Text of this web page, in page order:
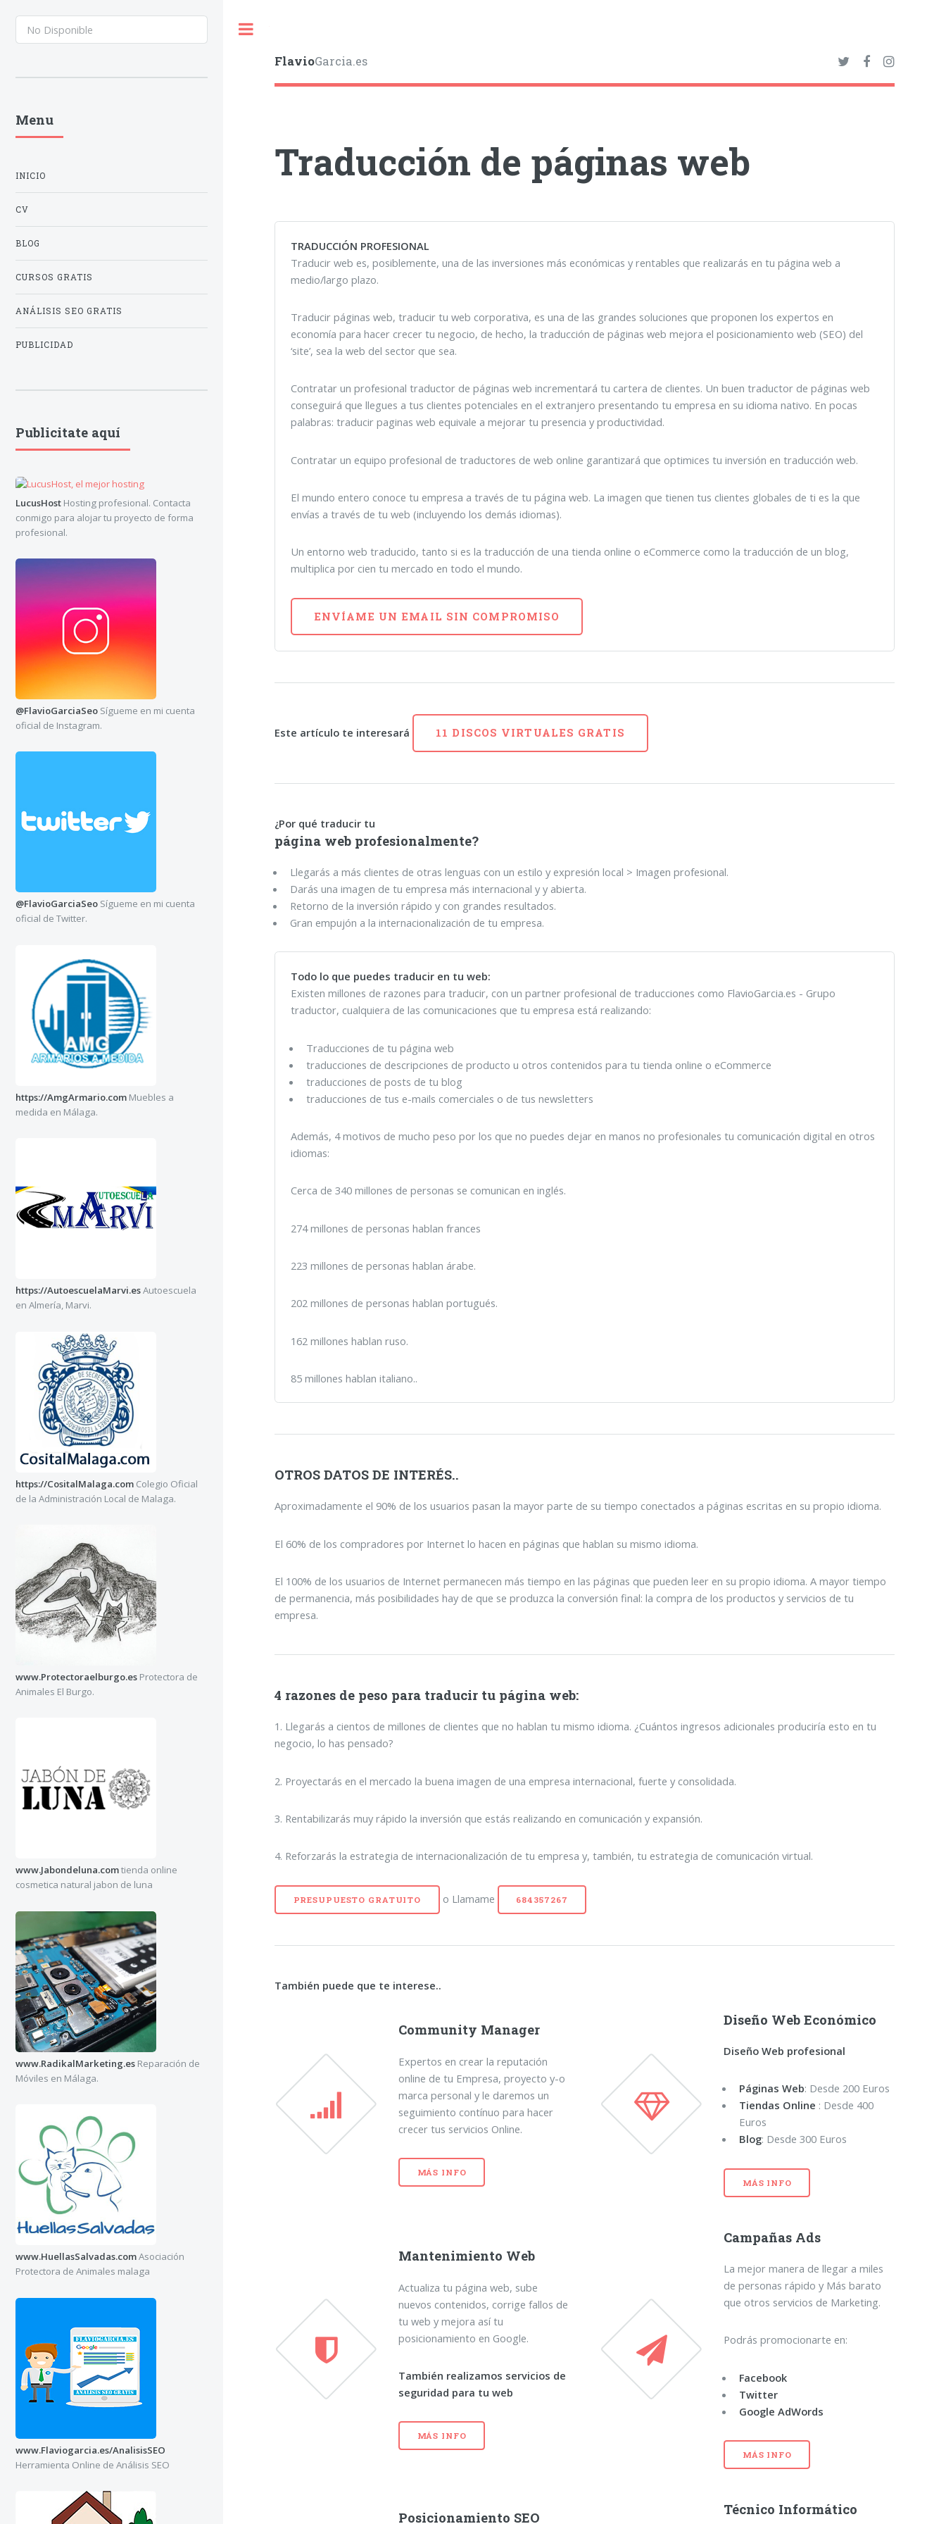
FlavioGarcia.es
Traducción de páginas web
TRADUCCIÓN PROFESIONAL
Traducir web es, posiblemente, una de las inversiones más económicas y rentables que realizarás en tu página web a
medio/largo plazo.
Traducir páginas web, traducir tu web corporativa, es una de las grandes soluciones que proponen los expertos en
economía para hacer crecer tu negocio, de hecho, la traducción de páginas web mejora el posicionamiento web (SEO) del
‘site’, sea la web del sector que sea.
Contratar un profesional traductor de páginas web incrementará tu cartera de clientes. Un buen traductor de páginas web
conseguirá que llegues a tus clientes potenciales en el extranjero presentando tu empresa en su idioma nativo. En pocas
palabras: traducir paginas web equivale a mejorar tu presencia y productividad.
Contratar un equipo profesional de traductores de web online garantizará que optimices tu inversión en traducción web.
El mundo entero conoce tu empresa a través de tu página web. La imagen que tienen tus clientes globales de ti es la que
envías a través de tu web (incluyendo los demás idiomas).
Un entorno web traducido, tanto si es la traducción de una tienda online o eCommerce como la traducción de un blog,
multiplica por cien tu mercado en todo el mundo.
ENVÍAME UN EMAIL SIN COMPROMISO
Este artículo te interesará 11 DISCOS VIRTUALES GRATIS
¿Por qué traducir tu
página web profesionalmente?
Llegarás a más clientes de otras lenguas con un estilo y expresión local > Imagen profesional.
Darás una imagen de tu empresa más internacional y y abierta.
Retorno de la inversión rápido y con grandes resultados.
Gran empujón a la internacionalización de tu empresa.
Todo lo que puedes traducir en tu web:
Existen millones de razones para traducir, con un partner profesional de traducciones como FlavioGarcia.es - Grupo
traductor, cualquiera de las comunicaciones que tu empresa está realizando:
Traducciones de tu página web
traducciones de descripciones de producto u otros contenidos para tu tienda online o eCommerce
traducciones de posts de tu blog
traducciones de tus e-mails comerciales o de tus newsletters
Además, 4 motivos de mucho peso por los que no puedes dejar en manos no profesionales tu comunicación digital en otros
idiomas:
Cerca de 340 millones de personas se comunican en inglés.
274 millones de personas hablan frances
223 millones de personas hablan árabe.
202 millones de personas hablan portugués.
162 millones hablan ruso.
85 millones hablan italiano..
OTROS DATOS DE INTERÉS..
Aproximadamente el 90% de los usuarios pasan la mayor parte de su tiempo conectados a páginas escritas en su propio idioma.
El 60% de los compradores por Internet lo hacen en páginas que hablan su mismo idioma.
El 100% de los usuarios de Internet permanecen más tiempo en las páginas que pueden leer en su propio idioma. A mayor tiempo
de permanencia, más posibilidades hay de que se produzca la conversión final: la compra de los productos y servicios de tu
empresa.
4 razones de peso para traducir tu página web:
1. Llegarás a cientos de millones de clientes que no hablan tu mismo idioma. ¿Cuántos ingresos adicionales produciría esto en tu
negocio, lo has pensado?
2. Proyectarás en el mercado la buena imagen de una empresa internacional, fuerte y consolidada.
3. Rentabilizarás muy rápido la inversión que estás realizando en comunicación y expansión.
4. Reforzarás la estrategia de internacionalización de tu empresa y, también, tu estrategia de comunicación virtual.
PRESUPUESTO GRATUITO o Llamame 684357267
También puede que te interese..
Community Manager
Expertos en crear la reputación
online de tu Empresa, proyecto y-o
marca personal y le daremos un
seguimiento contínuo para hacer
crecer tus servicios Online.
MÁS INFO
Diseño Web Económico
Diseño Web profesional
Páginas Web: Desde 200 Euros
Tiendas Online : Desde 400
Euros
Blog: Desde 300 Euros
MÁS INFO
Mantenimiento Web
Actualiza tu página web, sube
nuevos contenidos, corrige fallos de
tu web y mejora así tu
posicionamiento en Google.
También realizamos servicios de
seguridad para tu web
MÁS INFO
Campañas Ads
La mejor manera de llegar a miles
de personas rápido y Más barato
que otros servicios de Marketing.
Podrás promocionarte en:
Facebook
Twitter
Google AdWords
MÁS INFO
Posicionamiento SEO Técnico Informático
Menu
INICIO
CV
BLOG
CURSOS GRATIS
ANÁLISIS SEO GRATIS
PUBLICIDAD
Publicitate aquí
LucusHost Hosting profesional. Contacta
conmigo para alojar tu proyecto de forma
profesional.
@FlavioGarciaSeo Sígueme en mi cuenta
oficial de Instagram.
@FlavioGarciaSeo Sígueme en mi cuenta
oficial de Twitter.
https://AmgArmario.com Muebles a
medida en Málaga.
https://AutoescuelaMarvi.esAutoescuela
en Almería, Marvi.
https://CositalMalaga.com Colegio Oficial
de la Administración Local de Malaga.
www.Protectoraelburgo.es Protectora de
Animales El Burgo.
www.Jabondeluna.comtienda online
cosmetica natural jabon de luna
www.RadikalMarketing.es Reparación de
Móviles en Málaga.
www.HuellasSalvadas.comAsociación
Protectora de Animales malaga
www.Flaviogarcia.es/AnalisisSEO
Herramienta Online de Análisis SEO